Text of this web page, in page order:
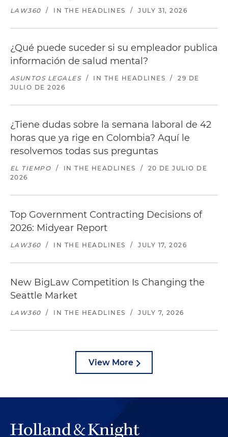
LAW360 / IN THE HEADLINES / JULY 31, 2026
¿Qué puede suceder si su empleador publica
información de salud mental?
ASUNTOS LEGALES / IN THE HEADLINES /
29 DE
JULIO DE 2026
¿Tiene dudas sobre la semana laboral de 42
horas que ya rige en Colombia? Aquí le
resolvemos todas sus preguntas
EL TIEMPO / IN THE HEADLINES /
20 DE JULIO DE
2026
Top Government Contracting Decisions of
2026: Midyear Report
LAW360 / IN THE HEADLINES / JULY 17, 2026
New BigLaw Competition Is Changing the
Seattle Market
LAW360 / IN THE HEADLINES / JULY 7, 2026
View More